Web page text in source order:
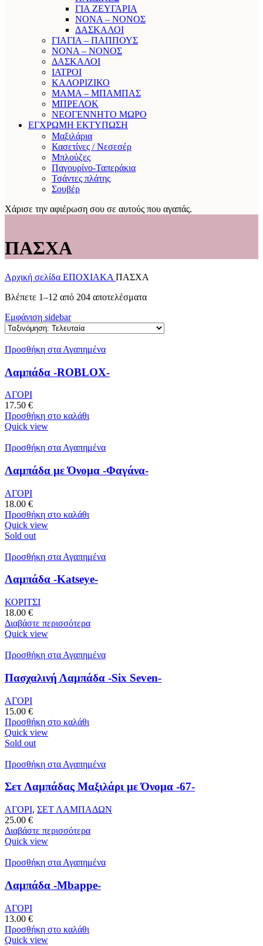
ΓΙΑ ΖΕΥΓΑΡΙΑ
ΝΟΝΑ – ΝΟΝΟΣ
ΔΑΣΚΑΛΟΙ
ΓΙΑΓΙΑ – ΠΑΠΠΟΥΣ
ΝΟΝΑ – ΝΟΝΟΣ
ΔΑΣΚΑΛΟΙ
ΙΑΤΡΟΙ
ΚΑΛΟΡΙΖΙΚΟ
ΜΑΜΑ – ΜΠΑΜΠΑΣ
ΜΠΡΕΛΟΚ
ΝΕΟΓΕΝΝΗΤΟ ΜΩΡΟ
ΕΓΧΡΩΜΗ ΕΚΤΥΠΩΣΗ
Μαξιλάρια
Κασετίνες / Νεσεσέρ
Μπλούζες
Παγουρίνο-Ταπεράκια
Τσάντες πλάτης
Σουβέρ
Χάρισε την αφιέρωση σου σε αυτούς που αγαπάς.
ΠΑΣΧΑ
Αρχική σελίδα ΕΠΟΧΙΑΚΑ ΠΑΣΧΑ
Βλέπετε 1–12 από 204 αποτελέσματαSorted
Εμφάνιση sidebar
Προσθήκη στα Αγαπημένα
Λαμπάδα -ROBLOX-
ΑΓΟΡΙ
17.50 €
Προσθήκη στο καλάθι
Quick view
Προσθήκη στα Αγαπημένα
Λαμπάδα με Όνομα -Φαγάνα-
ΑΓΟΡΙ
18.00 €
Προσθήκη στο καλάθι
Quick view
Sold out
Προσθήκη στα Αγαπημένα
Λαμπάδα -Katseye-
ΚΟΡΙΤΣΙ
18.00 €
Διαβάστε περισσότερα
Quick view
Προσθήκη στα Αγαπημένα
Πασχαλινή Λαμπάδα -Six Seven-
ΑΓΟΡΙ
15.00 €
Προσθήκη στο καλάθι
Quick view
Sold out
Προσθήκη στα Αγαπημένα
Σετ Λαμπάδας Μαξιλάρι με Όνομα -67-
ΑΓΟΡΙ, ΣΕΤ ΛΑΜΠΑΔΩΝ
25.00 €
Διαβάστε περισσότερα
Quick view
Προσθήκη στα Αγαπημένα
Λαμπάδα -Mbappe-
ΑΓΟΡΙ
13.00 €
Προσθήκη στο καλάθι
Quick view